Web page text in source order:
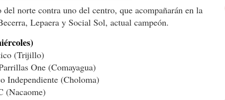
norte contra uno del centro, que acompañarán en la
Lepaera y Social Sol, actual campeón.
(Trijillo)
One (Comayagua)
Independiente (Choloma)
(Nacaome)